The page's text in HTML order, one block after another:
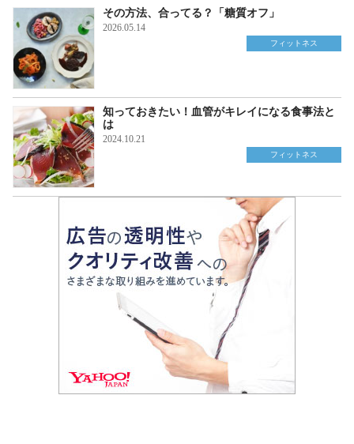
その方法、合ってる？「糖質オフ」
2026.05.14
フィットネス
知っておきたい！血管がキレイになる食事法と
は
2024.10.21
フィットネス